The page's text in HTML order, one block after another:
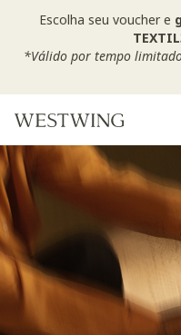
Escolha seu voucher e
*Válido por tempo